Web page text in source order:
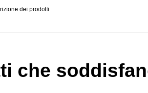
dei prodotti
che